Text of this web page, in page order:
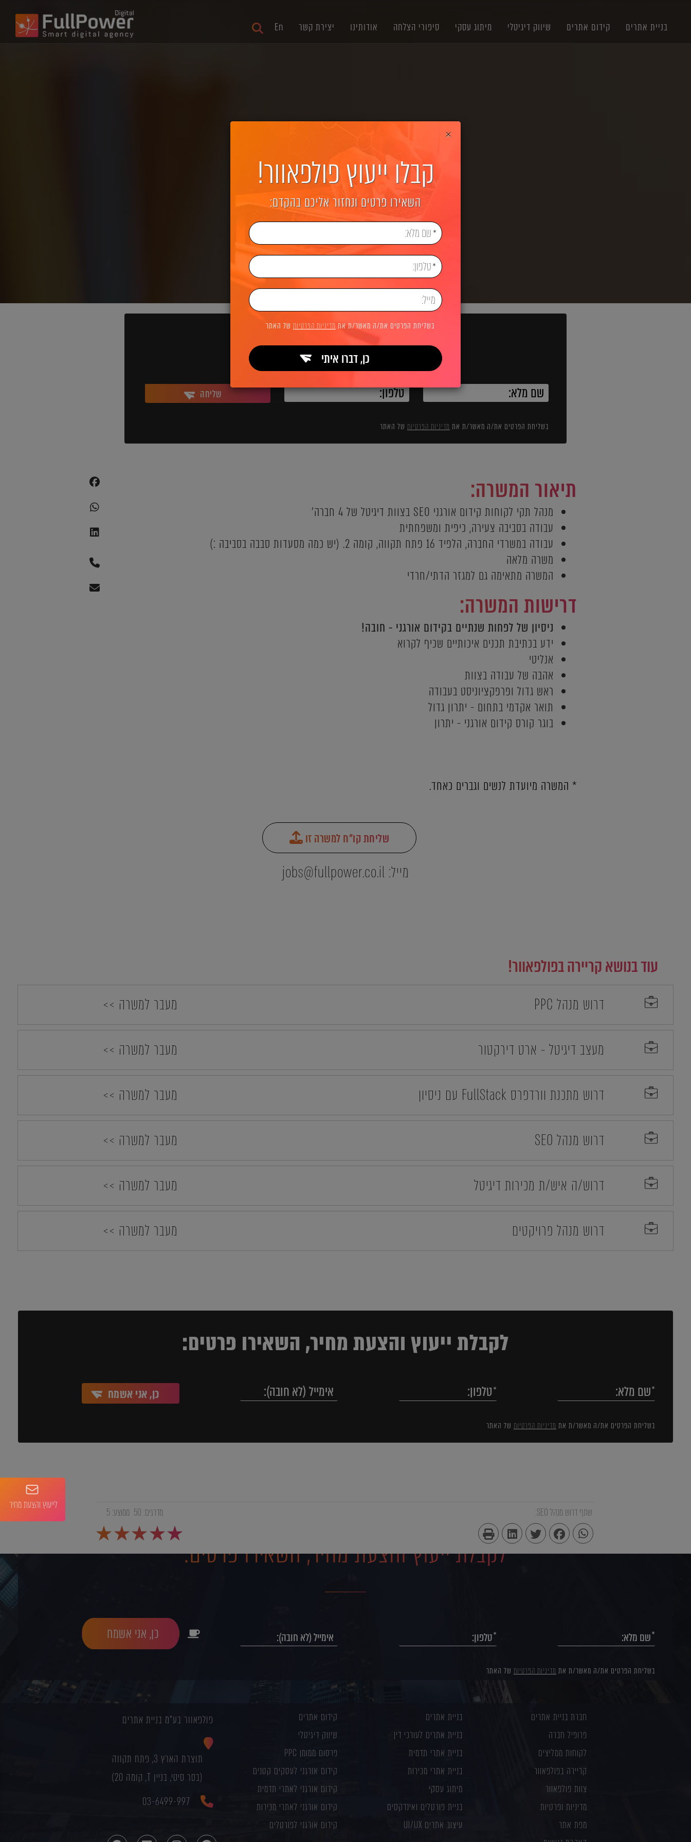
בניית אתרים קידום אתרים שיווק דיגיטלי מיתוג עסקי סיפורי הצלחה אודותינו יצירת קשר En
ראשי אודותינו קריירה בפולפאוור דרוש מנהל SEO
דרוש מנהל SEO
לשיחת ייעוץ והצעת מחיר
השאירו פרטים ואנחנו מיד מתקשרים:
שליחה
בשליחת הפרטים את/ה מאשר/ת את מדיניות הפרטיות של האתר
תיאור המשרה:
מנהל תקי לקוחות קידום אורגני SEO בצוות דיגיטל של 4 חברה'
עבודה בסביבה צעירה, כיפית ומשפחתית
עבודה במשרדי החברה, הלפיד 16 פתח תקווה, קומה 2. (יש כמה מסעדות סבבה בסביבה :)
משרה מלאה
המשרה מתאימה גם למגזר הדתי/חרדי
דרישות המשרה:
ניסיון של לפחות שנתיים בקידום אורגני - חובה!
ידע בכתיבת תכנים איכותיים שכיף לקרוא
אנליטי
אהבה של עבודה בצוות
ראש גדול ופרפקציוניסט בעבודה
תואר אקדמי בתחום - יתרון גדול
בוגר קורס קידום אורגני - יתרון
* המשרה מיועדת לנשים וגברים כאחד.
שליחת קו"ח למשרה זו
מייל: jobs@fullpower.co.il
עוד בנושא קריירה בפולפאוור!
דרוש מנהל PPC מעבר למשרה >>
מעצב דיגיטל - ארט דירקטור מעבר למשרה >>
דרוש מתכנת וורדפרס FullStack עם ניסיון מעבר למשרה >>
דרוש מנהל SEO מעבר למשרה >>
דרוש/ה איש/ת מכירות דיגיטל מעבר למשרה >>
דרוש מנהל פרויקטים מעבר למשרה >>
לקבלת ייעוץ והצעת מחיר, השאירו פרטים:
כן, אני אשמח
בשליחת הפרטים את/ה מאשר/ת את מדיניות הפרטיות של האתר
שתף דרוש מנהל SEO: מדרגים: 50 ממוצע:5
לקבלת ייעוץ והצעת מחיר, השאירו פרטים:
כן, אני אשמח
בשליחת הפרטים את/ה מאשר/ת את מדיניות הפרטיות של האתר
חברת בניית אתרים
פרופיל חברה
לקוחות ממליצים
קריירה בפולפאוור
צוות פולפאוור
מדיניות ופרטיות
מפת אתר
בניית אתרים
בניית אתרים לעורכי דין
בניית אתרי תדמית
בניית אתרי מכירות
מיתוג עסקי
בניית פורטלים ואינדקסים
עיצוב אתרים UI/UX
קידום אתרים
שיווק דיגיטלי
פרסום ממומן PPC
קידום אורגני לעסקים קטנים
קידום אורגני לאתרי תדמית
קידום אורגני לאתרי מכירות
קידום אורגני לפורטלים
פולפאוור בע"מ בניית אתרים
תוצרת הארץ 3, פתח תקווה
(בסר סיטי, בניין T, קומה 20)
03-6499-997
לייעוץ והצעת מחיר
×
קבלו ייעוץ פולפאוור!
השאירו פרטים ונחזור אליכם בהקדם:
בשליחת הפרטים את/ה מאשר/ת את מדיניות הפרטיותשל האתר
כן, דברו איתי